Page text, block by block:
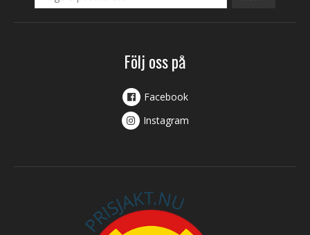
Följ oss på
Facebook
Instagram